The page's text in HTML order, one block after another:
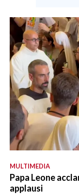
MULTIMEDIA
Papa Leone
applausi